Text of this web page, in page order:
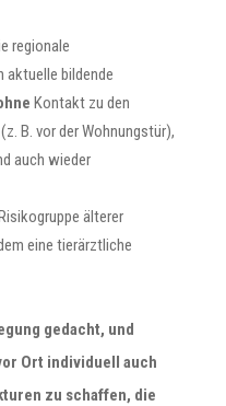
regionale
aktuelle bildende
Kontakt zu den
B. vor der Wohnungstür),
auch wieder
älterer
eine tierärztliche
gedacht, und
Ort individuell auch
zu schaffen, die